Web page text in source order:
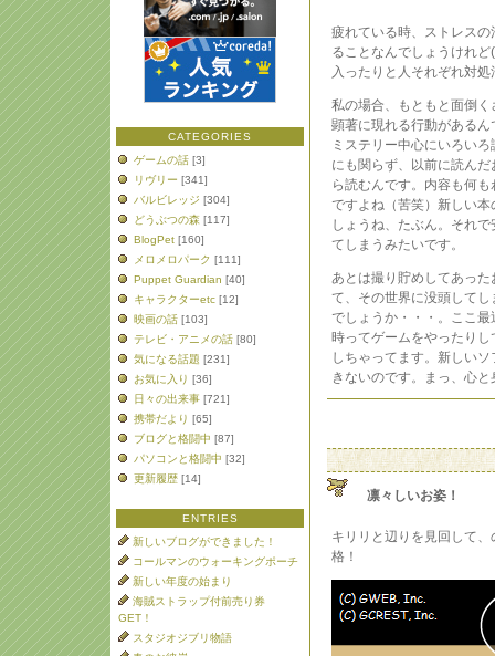
CATEGORIES
ゲームの話 [3]
リヴリー [341]
バルビレッジ [304]
どうぶつの森 [117]
BlogPet [160]
メロメロパーク [111]
Puppet Guardian [40]
キャラクターetc [12]
映画の話 [103]
テレビ・アニメの話 [80]
気になる話題 [231]
お気に入り [36]
日々の出来事 [721]
携帯だより [65]
ブログと格闘中 [87]
パソコンと格闘中 [32]
更新履歴 [14]
ENTRIES
新しいブログができました！
コールマンのウォーキングポーチ
新しい年度の始まり
海賊ストラップ付前売り券
GET！
スタジオジブリ物語
疲れている時、ストレス
ることなんでしょうけれ
入ったりと人それぞれ対
私の場合、もともと面倒
顕著に現れる行動がある
ミステリー中心にいろい
にも関らず、以前に読ん
ら読むんです。内容も何
ですよね（苦笑）新しい
しょうね、たぶん。それ
てしまうみたいです。
あとは撮り貯めしてあっ
て、その世界に没頭して
でしょうか・・・。ここ
時ってゲームをやったり
しちゃってます。新しい
きないのです。まっ、心
凛々しいお姿！
キリリと辺りを見回して
格！